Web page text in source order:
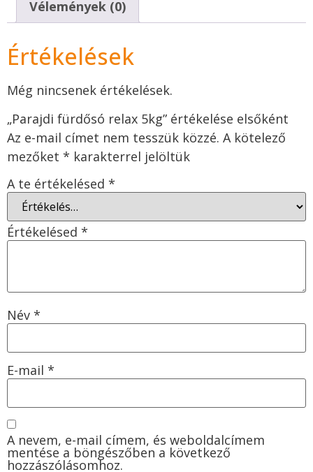
Vélemények (0)
Értékelések
Még nincsenek értékelések.
„Parajdi fürdősó relax 5kg” értékelése elsőként
Az e-mail címet nem tesszük közzé. A kötelező
mezőket * karakterrel jelöltük
A te értékelésed *
Értékelésed *
Név *
E-mail *
A nevem, e-mail címem, és weboldalcímem
mentése a böngészőben a következő
hozzászólásomhoz.